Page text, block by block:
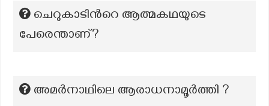
ചെറുകാടിന്‍റെ ആത്മകഥയുടെ
പേരെന്താണ്?
അമർനാഥിലെ ആരാധനാമൂർത്തി ?